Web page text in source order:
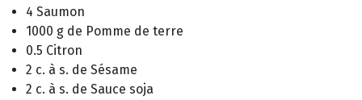
4 Saumon
1000 g de Pomme de terre
0.5 Citron
2 c. à s. de Sésame
2 c. à s. de Sauce soja